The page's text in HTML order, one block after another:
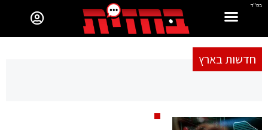
בס"ד
חדשות בארץ